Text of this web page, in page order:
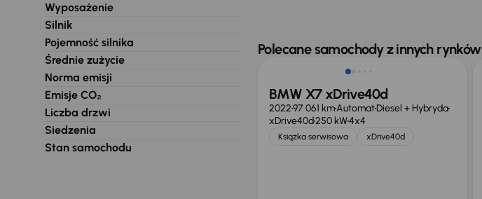
Wyposażenie
Silnik
Pojemność silnika
Średnie zużycie
Norma emisji
Emisje CO₂
Liczba drzwi
Siedzenia
Stan samochodu
Polecane samochody z innych rynków
BMW X7 xDrive40d
202297 061 kmAutomatDiesel + Hybryda
xDrive40d250 kW4x4
Książka serwisowa xDrive40d